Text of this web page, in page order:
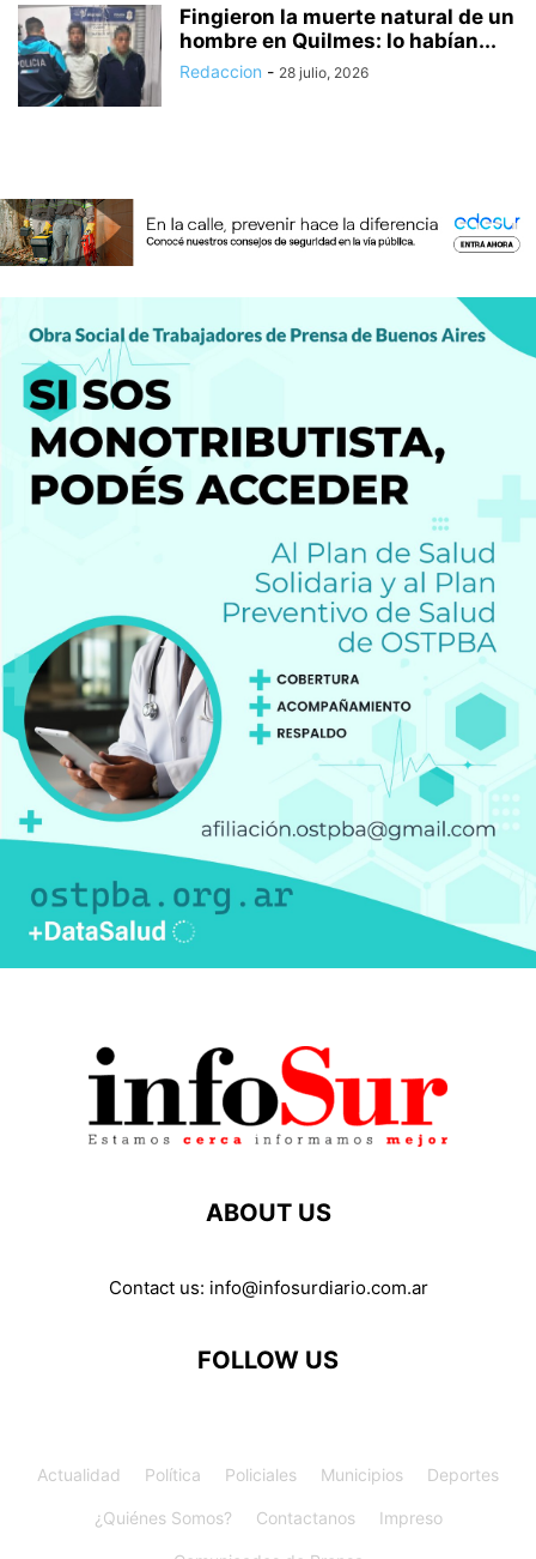
Fingieron la muerte natural de un
hombre en Quilmes: lo habían...
Redaccion - 28 julio, 2026
ABOUT US
Contact us: info@infosurdiario.com.ar
FOLLOW US
Actualidad Política Policiales Municipios Deportes
¿Quiénes Somos? Contactanos Impreso